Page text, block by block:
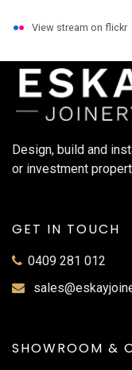
View stream on flickr
Design, build and
or investment
GET IN TOUCH
0409 281 012
SHOWROOM &